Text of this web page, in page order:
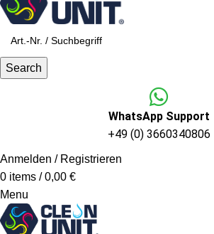
Search
WhatsApp Support
+49 (0) 3660340806
Anmelden / Registrieren
0 items / 0,00 €
Menu